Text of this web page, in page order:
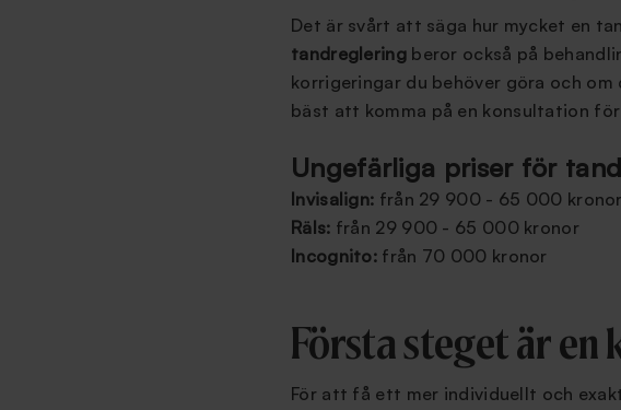
Det är svårt att säga hur mycket en
tandregleringberor också på
korrigeringar du behöver göra och
bäst att komma på en konsultation
Ungefärliga priser för
Invisalign: från 29 900 - 65 000 kronor
Räls: från 29 900 - 65 000 kronor
Incognito: från 70 000 kronor
Första steget är en
För att få ett mer individuellt och